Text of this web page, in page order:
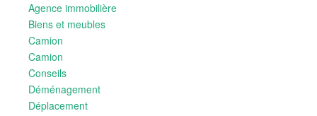
Agence immobilière
Biens et meubles
Camion
Camion
Conseils
Déménagement
Déplacement